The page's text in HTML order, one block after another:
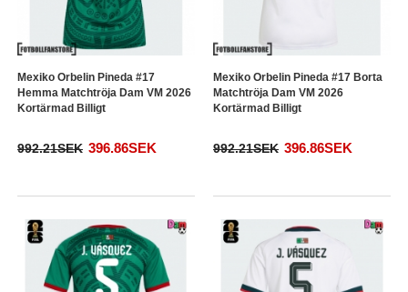
Mexiko Orbelin Pineda #17
Hemma Matchtröja Dam VM 2026
Kortärmad Billigt
992.21SEK 396.86SEK
Mexiko Orbelin Pineda #17 Borta
Matchtröja Dam VM 2026
Kortärmad Billigt
992.21SEK 396.86SEK